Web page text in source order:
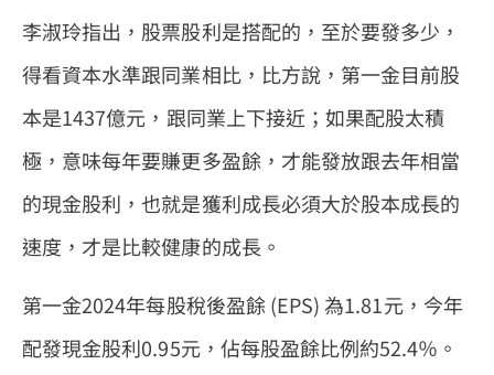
李淑玲指出，股票股利是搭配的，至於要發多少，
得看資本水準跟同業相比，比方說，第一金目前股
本是1437億元，跟同業上下接近；如果配股太積
極，意味每年要賺更多盈餘，才能發放跟去年相當
的現金股利，也就是獲利成長必須大於股本成長的
速度，才是比較健康的成長。
第一金2024年每股稅後盈餘 (EPS) 為1.81元，今年
配發現金股利0.95元，佔每股盈餘比例約52.4％。